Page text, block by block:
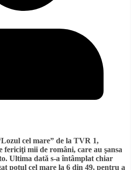
cel mare” de la TVR 1,
mii de români, care au şansa
Ultima dată s-a întâmplat chiar
potul cel mare la 6 din 49, pentru a